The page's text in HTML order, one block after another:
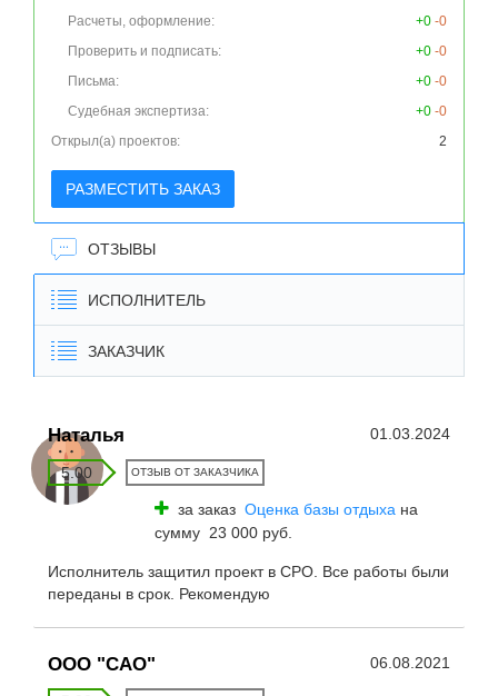
Расчеты, оформление:
+0 -0
Проверить и подписать:
+0 -0
Письма:
+0 -0
Судебная экспертиза:
+0 -0
Открыл(а) проектов:
2
РАЗМЕСТИТЬ ЗАКАЗ
ОТЗЫВЫ
ИСПОЛНИТЕЛЬ
ЗАКАЗЧИК
Наталья 01.03.2024
5.00 ОТЗЫВ ОТ ЗАКАЗЧИКА
за заказ Оценка базы отдыха на
сумму 23 000 руб.
Исполнитель защитил проект в СРО. Все работы были
переданы в срок. Рекомендую
ООО "САО" 06.08.2021